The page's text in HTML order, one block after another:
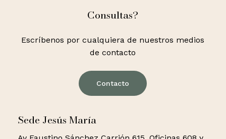
Consultas?
Escríbenos por cualquiera de nuestros medios
de contacto
Contacto
Sede Jesús María